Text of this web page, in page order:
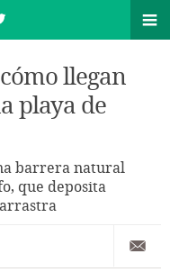
llegan
playa de
barrera natural
que deposita